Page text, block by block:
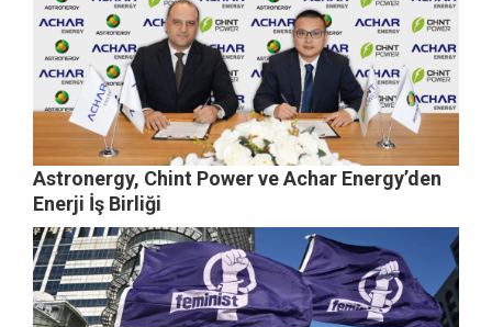
Astronergy, Chint Power ve Achar Energy’den
Enerji İş Birliği